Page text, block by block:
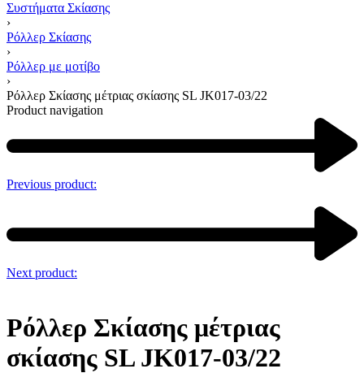
Συστήματα Σκίασης
›
Ρόλλερ Σκίασης
›
Ρόλλερ με μοτίβο
›
Ρόλλερ Σκίασης μέτριας σκίασης SL JK017-03/22
Product navigation
Previous product:
Next product:
Ρόλλερ Σκίασης μέτριας
σκίασης SL JK017-03/22